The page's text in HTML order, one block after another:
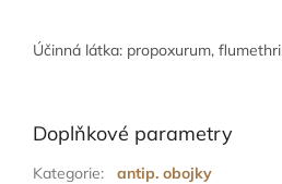
Účinná látka: propoxurum,
Doplňkové parametry
Kategorie:
antip. obojky